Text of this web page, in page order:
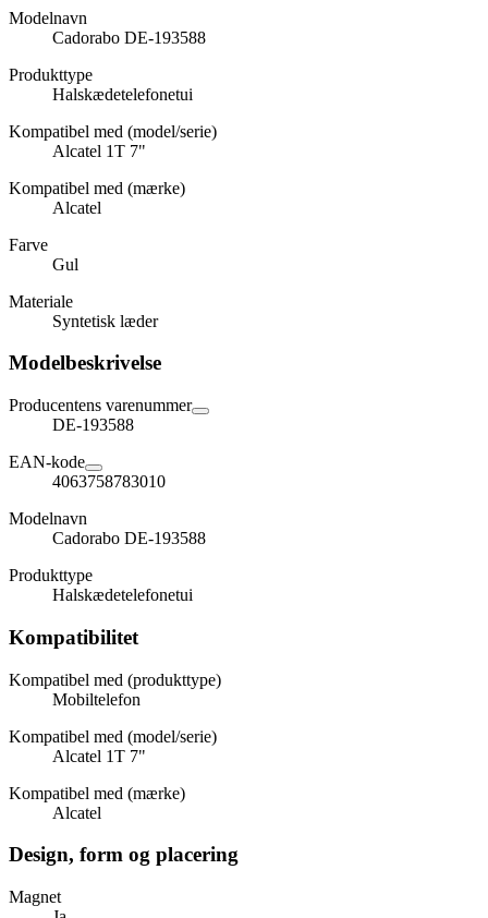
Modelnavn
Cadorabo DE-193588
Produkttype
Halskædetelefonetui
Kompatibel med (model/serie)
Alcatel 1T 7"
Kompatibel med (mærke)
Alcatel
Farve
Gul
Materiale
Syntetisk læder
Modelbeskrivelse
Producentens varenummer
DE-193588
EAN-kode
4063758783010
Modelnavn
Cadorabo DE-193588
Produkttype
Halskædetelefonetui
Kompatibilitet
Kompatibel med (produkttype)
Mobiltelefon
Kompatibel med (model/serie)
Alcatel 1T 7"
Kompatibel med (mærke)
Alcatel
Design, form og placering
Magnet